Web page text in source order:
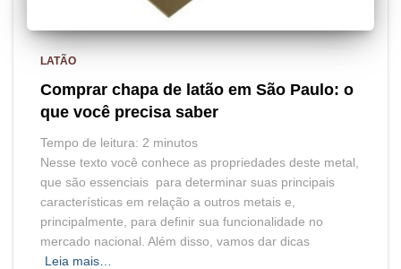
LATÃO
Comprar chapa de latão em São Paulo: o
que você precisa saber
Tempo de leitura: 2 minutos
Nesse texto você conhece as propriedades deste metal,
que são essenciais para determinar suas principais
características em relação a outros metais e,
principalmente, para definir sua funcionalidade no
mercado nacional. Além disso, vamos dar dicas
Leia mais…